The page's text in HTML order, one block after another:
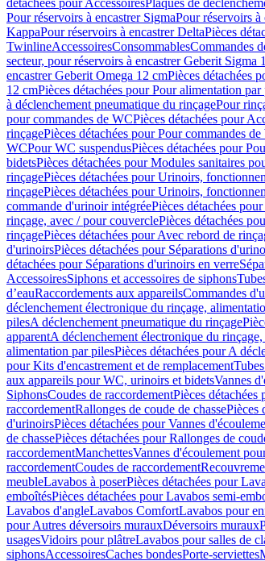
détachées pour AccessoiresPlaques de
Pour réservoirs à encastrer SigmaPour réservoirs à
KappaPour réservoirs à encastrer DeltaPièces
TwinlineAccessoiresConsommablesCommandes
secteur, pour réservoirs à encastrer Geberit Sigma
encastrer Geberit Omega 12 cmPièces détachées
12 cmPièces détachées pour Pour alimentation
à déclenchement pneumatique du rinçagePour
pour commandes de WCPièces détachées pour
rinçagePièces détachées pour Pour commandes
WCPour WC suspendusPièces détachées pour
bidetsPièces détachées pour Modules sanitaires
rinçagePièces détachées pour Urinoirs,
rinçagePièces détachées pour Urinoirs,
commande d'urinoir intégréePièces détachées
rinçage, avec / pour couverclePièces détachées
rinçagePièces détachées pour Avec rebord de
d'urinoirsPièces détachées pour Séparations
détachées pour Séparations d'urinoirs en verre
AccessoiresSiphons et accessoires de siphons
d’eauRaccordements aux appareilsCommandes
déclenchement électronique du rinçage,
pilesA déclenchement pneumatique du rinçage
apparentA déclenchement électronique du
alimentation par pilesPièces détachées pour A
pour Kits d'encastrement et de remplacement
aux appareils pour WC, urinoirs et bidetsVannes
SiphonsCoudes de raccordementPièces détachées
raccordementRallonges de coude de chassePièces
d'urinoirsPièces détachées pour Vannes
de chassePièces détachées pour Rallonges de
raccordementManchettesVannes d'écoulement
raccordementCoudes de raccordement
meubleLavabos à poserPièces détachées pour
emboîtésPièces détachées pour Lavabos semi-
Lavabos d'angleLavabos ComfortLavabos pour
pour Autres déversoirs murauxDéversoirs muraux
usagesVidoirs pour plâtreLavabos pour salles de
siphonsAccessoiresCaches bondesPorte-serviettes